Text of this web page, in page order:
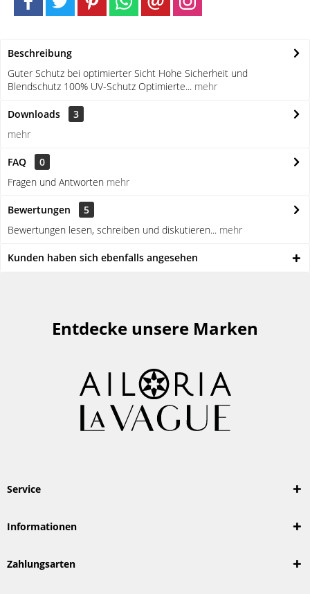
Beschreibung
Guter Schutz bei optimierter Sicht Hohe Sicherheit und
Blendschutz 100% UV-Schutz Optimierte... mehr
Downloads
3
mehr
FAQ
0
Fragen und Antworten mehr
Bewertungen
5
Bewertungen lesen, schreiben und diskutieren... mehr
Kunden haben sich ebenfalls angesehen
Entdecke unsere Marken
Service
Informationen
Zahlungsarten